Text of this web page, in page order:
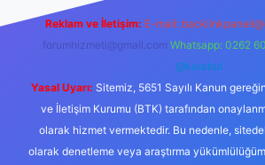
Reklam ve İletişim: E-mail:
forumhizmeti@gmail.com Whatsapp: 0262
@karabul
Yasal Uyarı: Sitemiz, 5651 Sayılı Kanun
ve İletişim Kurumu (BTK) tarafından
olarak hizmet vermektedir. Bu nedenle,
olarak denetleme veya araştırma